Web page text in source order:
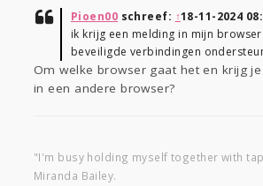
Pioen00 schreef: ↑18-11-2024
ik krijg een melding in mijn
beveiligde verbindingen
Om welke browser gaat het en krijg
in een andere browser?
"I'm busy holding myself together with
Miranda Bailey.